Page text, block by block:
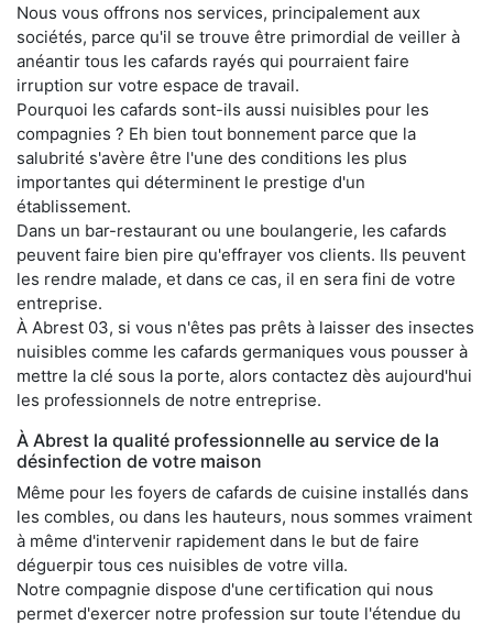
Nous vous offrons nos services, principalement aux
sociétés, parce qu'il se trouve être primordial de veiller à
anéantir tous les cafards rayés qui pourraient faire
irruption sur votre espace de travail.
Pourquoi les cafards sont-ils aussi nuisibles pour les
compagnies ? Eh bien tout bonnement parce que la
salubrité s'avère être l'une des conditions les plus
importantes qui déterminent le prestige d'un
établissement.
Dans un bar-restaurant ou une boulangerie, les cafards
peuvent faire bien pire qu'effrayer vos clients. Ils peuvent
les rendre malade, et dans ce cas, il en sera fini de votre
entreprise.
À Abrest 03, si vous n'êtes pas prêts à laisser des insectes
nuisibles comme les cafards germaniques vous pousser à
mettre la clé sous la porte, alors contactez dès aujourd'hui
les professionnels de notre entreprise.
À Abrest la qualité professionnelle au service de la
désinfection de votre maison
Même pour les foyers de cafards de cuisine installés dans
les combles, ou dans les hauteurs, nous sommes vraiment
à même d'intervenir rapidement dans le but de faire
déguerpir tous ces nuisibles de votre villa.
Notre compagnie dispose d'une certification qui nous
permet d'exercer notre profession sur toute l'étendue du